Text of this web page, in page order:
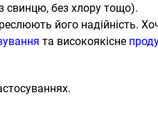
свинцю, без хлору тощо).
його надійність.
та високоякісне